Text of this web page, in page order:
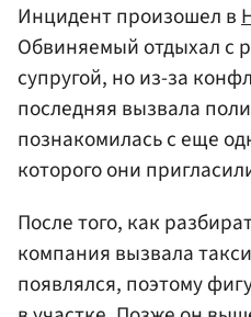
Инцидент произошел в
Обвиняемый отдыхал с
супругой, но из-за
последняя вызвала
познакомилась с еще
которого они
После того, как
компания вызвала
появлялся, поэтому